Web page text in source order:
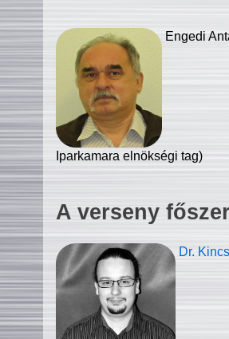
Engedi
Iparkamara elnökségi tag)
A verseny
Dr.